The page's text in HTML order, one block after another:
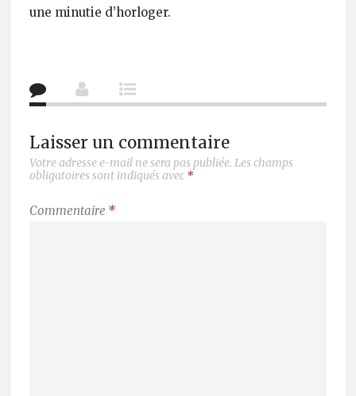
une minutie d’horloger.
Laisser un commentaire
Votre adresse e-mail ne sera pas publiée. Les champs
obligatoires sont indiqués avec *
Commentaire *